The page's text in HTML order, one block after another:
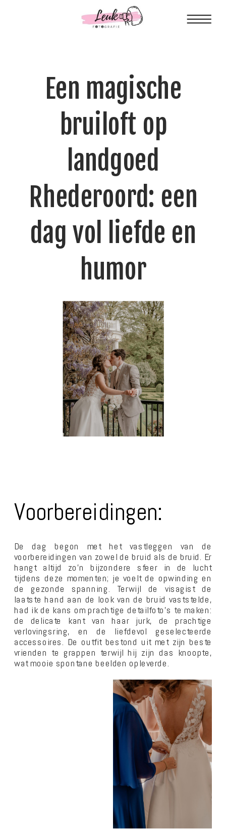
Een magische
bruiloft op
landgoed
Rhederoord: een
dag vol liefde en
humor
Voorbereidingen:
De dag begon met het vastleggen van de
voorbereidingen van zowel de bruid als de bruid. Er
hangt altijd zo’n bijzondere sfeer in de lucht
tijdens deze momenten; je voelt de opwinding en
de gezonde spanning. Terwijl de visagist de
laatste hand aan de look van de bruid vaststelde,
had ik de kans om prachtige detailfoto’s te maken:
de delicate kant van haar jurk, de prachtige
verlovingsring, en de liefdevol geselecteerde
accessoires. De outfit bestond uit met zijn beste
vrienden te grappen terwijl hij zijn das knoopte,
wat mooie spontane beelden opleverde.